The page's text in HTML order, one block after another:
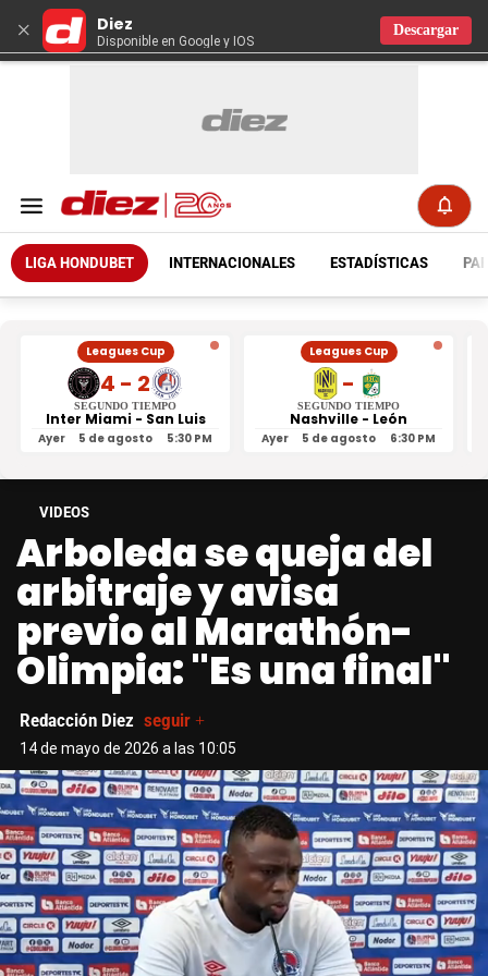
× Diez
Disponible en Google y IOS
Descargar
LIGA HONDUBET INTERNACIONALES ESTADÍSTICAS
Leagues Cup
4 - 2
SEGUNDO TIEMPO
Inter Miami - San Luis
Ayer 5 de agosto 5:30 PM
Leagues Cup
-
SEGUNDO TIEMPO
Nashville - León
Ayer 5 de agosto 6:30 PM
VIDEOS
Arboleda se queja del
arbitraje y avisa
previo al Marathón-
Olimpia: "Es una final"
Redacción Diez seguir +
14 de mayo de 2026 a las 10:05